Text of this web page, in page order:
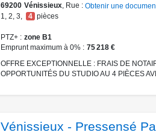
69200 Vénissieux, Rue : Obtenir une
1
2 3 4 pièces
PTZ+
zone B1
Emprunt maximum à 0%
75 218 €
OFFRE EXCEPTIONNELLE : FRAIS DE
OPPORTUNITÉS DU STUDIO AU 4 PIÈCES
Vénissieux - Pressensé